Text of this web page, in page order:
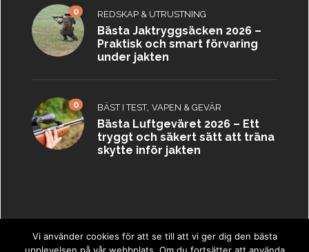
0 REDSKAP & UTRUSTNING
Bästa Jaktryggsäcken 2026 –
Praktisk och smart förvaring
under jakten
0 BÄST I TEST, VAPEN & GEVÄR
Bästa Luftgeväret 2026 – Ett
tryggt och säkert sätt att träna
skytte inför jakten
Vi använder cookies för att se till att vi ger dig den bästa